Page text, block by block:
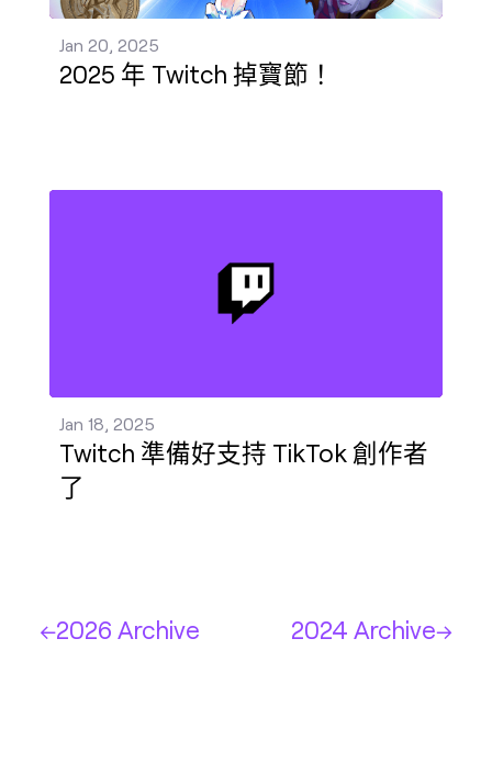
Jan 20, 2025
2025 年 Twitch 掉寶節！
Jan 18, 2025
Twitch 準備好支持 TikTok 創作者
了
2026 Archive 2024 Archive